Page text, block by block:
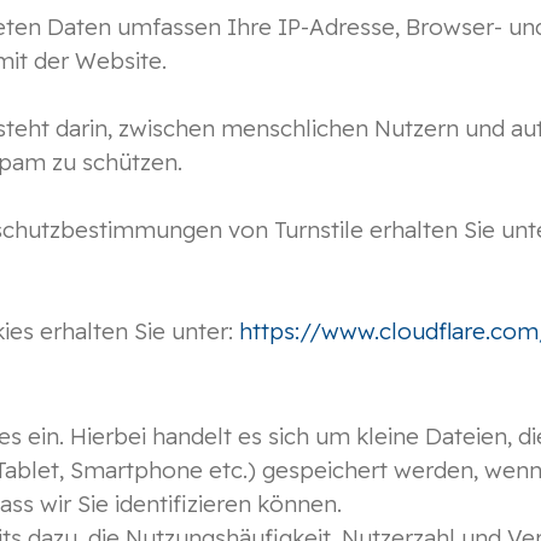
Daten umfassen Ihre IP-Adresse, Browser-
der Website.
darin, zwischen menschlichen Nutzern und
zu schützen.
von Turnstile erhalten Sie
erhalten Sie unter: https://
ein. Hierbei handelt es sich um kleine Dateien,
Smartphone etc.) gespeichert werden,
wir Sie identifizieren können.